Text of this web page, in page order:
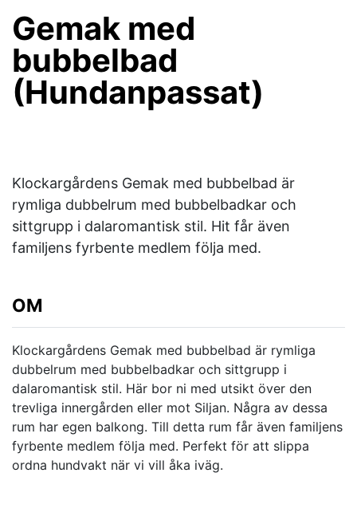
Gemak med
bubbelbad
(Hundanpassat)
Klockargårdens Gemak med bubbelbad är
rymliga dubbelrum med bubbelbadkar och
sittgrupp i dalaromantisk stil. Hit får även
familjens fyrbente medlem följa med.
OM
Klockargårdens Gemak med bubbelbad är rymliga
dubbelrum med bubbelbadkar och sittgrupp i
dalaromantisk stil. Här bor ni med utsikt över den
trevliga innergården eller mot Siljan. Några av dessa
rum har egen balkong. Till detta rum får även familjens
fyrbente medlem följa med. Perfekt för att slippa
ordna hundvakt när vi vill åka iväg.